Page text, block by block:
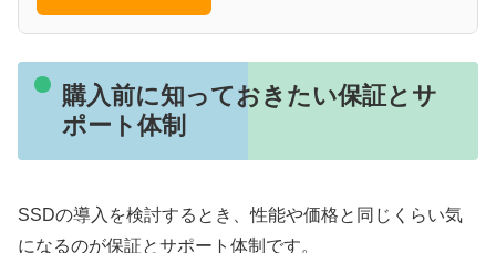
購入前に知っておきたい保証とサ
ポート体制
SSDの導入を検討するとき、性能や価格と同じくらい気
になるのが保証とサポート体制です。